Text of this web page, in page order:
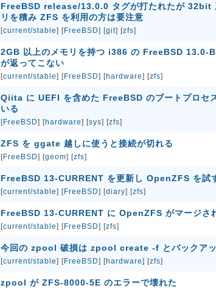
FreeBSD release/13.0.0 タグが打たれたが 32bit
リを積み ZFS を利用の方は要注意
[current/stable] [FreeBSD] [git] [zfs]
2GB 以上のメモリを持つ i386 の FreeBSD
が返ってこない
[current/stable] [FreeBSD] [hardware] [zfs]
Qiita に UEFI を含めた FreeBSD のブートプロセ
いる
[FreeBSD] [hardware] [sys] [zfs]
ZFS を ggate 越しに使うと接続が切れる
[FreeBSD] [geom] [zfs]
FreeBSD 13-CURRENT を更新し OpenZFS を試
[current/stable] [FreeBSD] [diary] [zfs]
FreeBSD 13-CURRENT に OpenZFS がマージさ
[current/stable] [FreeBSD] [zfs]
今回の zpool 破損は zpool create -f とバックアッ
[current/stable] [FreeBSD] [hardware] [zfs]
zpool が ZFS-8000-5E のエラーで壊れた